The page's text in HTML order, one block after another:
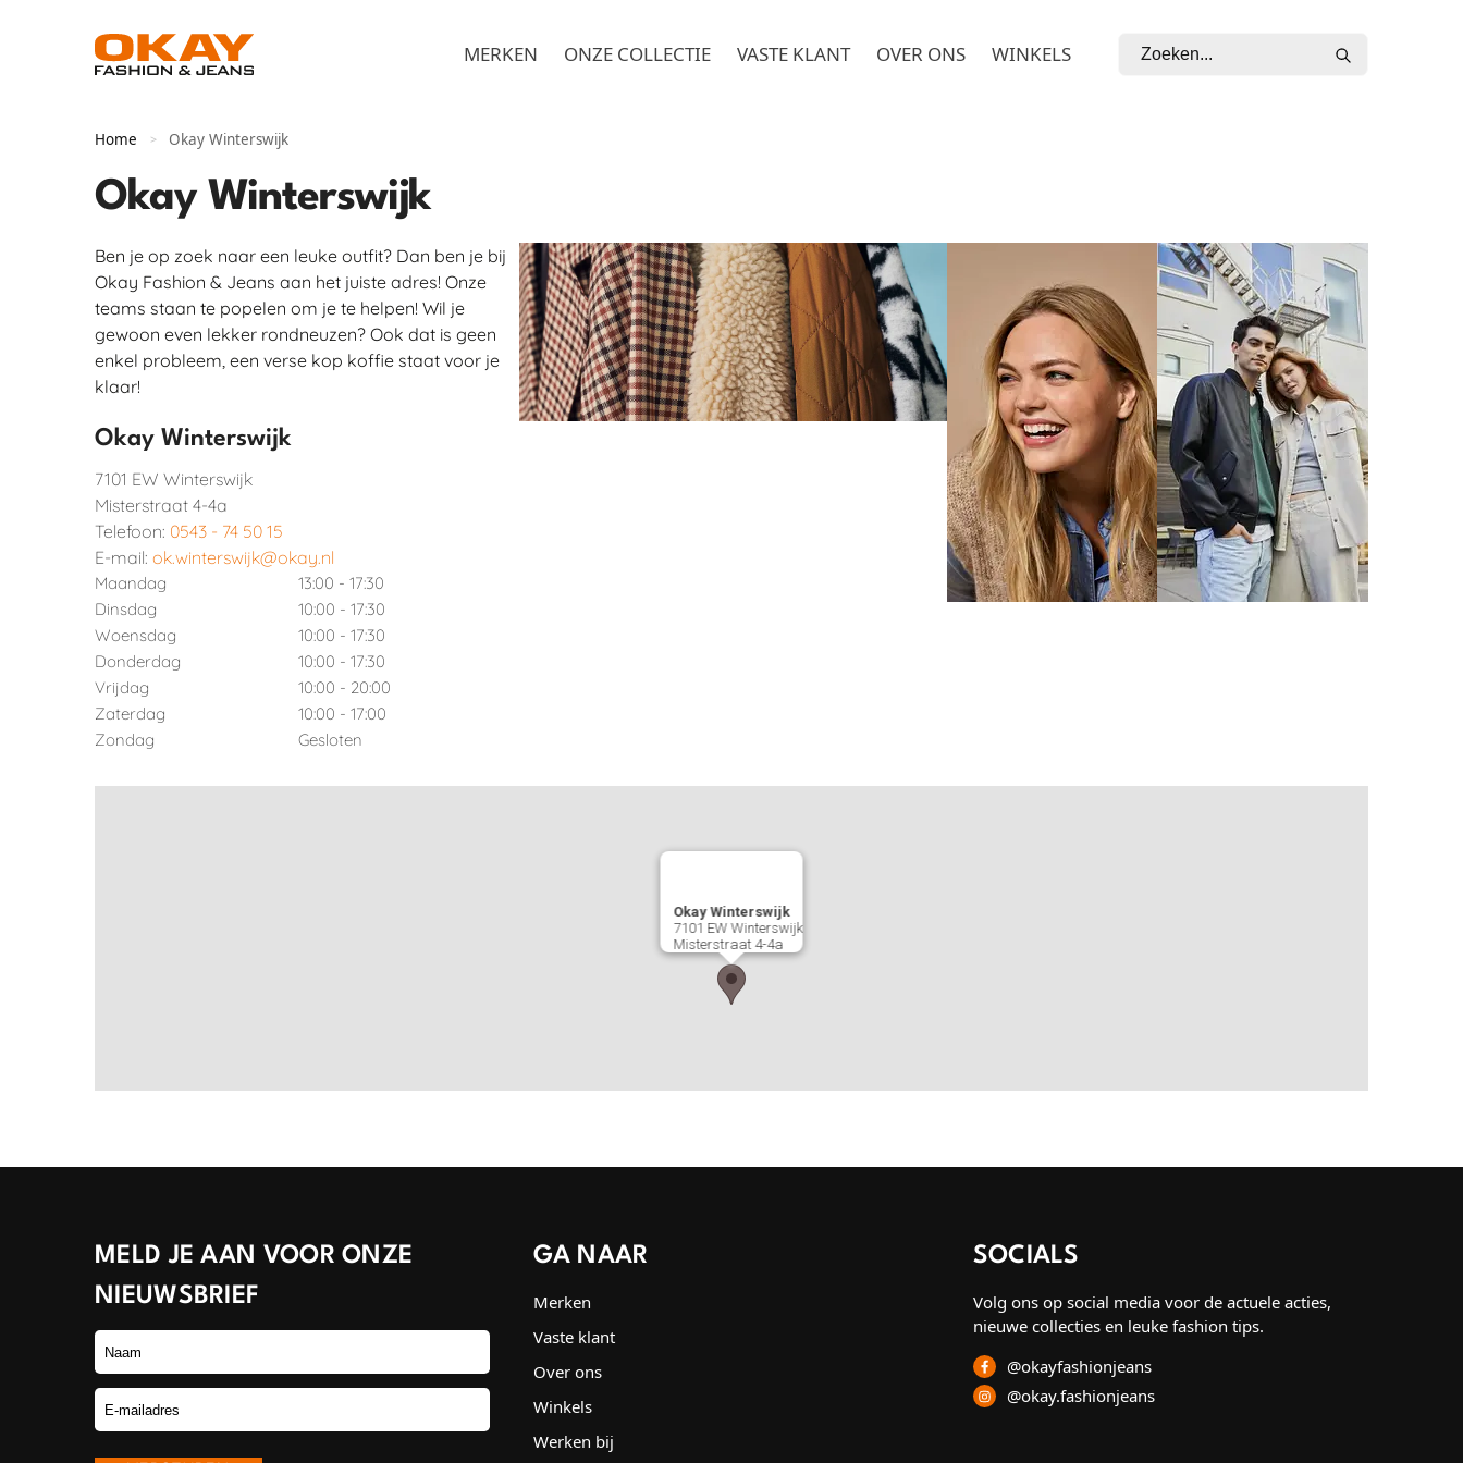
ZOEKEN
MERKEN ONZE COLLECTIE VASTE KLANT OVER ONS WINKELS
Home > Okay Winterswijk
Okay Winterswijk
Ben je op zoek naar een leuke outfit? Dan ben je bij
Okay Fashion & Jeans aan het juiste adres! Onze
teams staan te popelen om je te helpen! Wil je
gewoon even lekker rondneuzen? Ook dat is geen
enkel probleem, een verse kop koffie staat voor je
klaar!
Okay Winterswijk
7101 EW Winterswijk
Misterstraat 4-4a
Telefoon: 0543 - 74 50 15
E-mail: ok.winterswijk@okay.nl
Maandag
13:00 - 17:30
Dinsdag
10:00 - 17:30
Woensdag
10:00 - 17:30
Donderdag
10:00 - 17:30
Vrijdag
10:00 - 20:00
Zaterdag
10:00 - 17:00
Zondag
Gesloten
Okay Winterswijk
7101 EW Winterswijk
Misterstraat 4-4a
MELD JE AAN VOOR ONZE
NIEUWSBRIEF
GA NAAR
Merken
Vaste klant
Over ons
Winkels
Werken bij
SOCIALS
Volg ons op social media voor de actuele acties,
nieuwe collecties en leuke fashion tips.
@okayfashionjeans
@okay.fashionjeans